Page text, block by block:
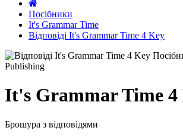
Посібники
It's Grammar Time
Відповіді It's Grammar Time 4 Key
It's Grammar Time 4
Брошура з відповідями